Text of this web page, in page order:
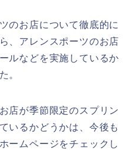
のお店について徹底的に
、アレンスポーツのお店
ルなどを実施しているか
。
店が季節限定のスプリン
いるかどうかは、今後も
ームページをチェックし